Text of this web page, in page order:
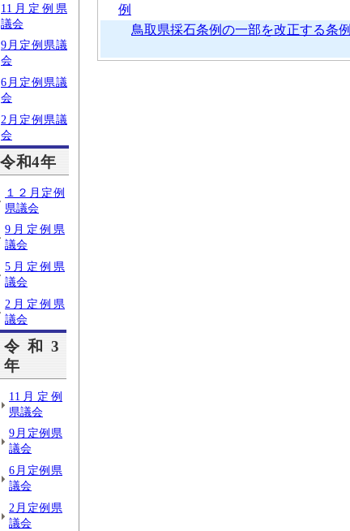
11月定例県
議会
9月定例県議
会
6月定例県議
会
2月定例県議
会
令和4年
１２月定例
県議会
9月定例県
議会
5月定例県
議会
2月定例県
議会
令和3
年
11月定例
県議会
9月定例県
議会
6月定例県
議会
2月定例県
議会
例
鳥取県採石条例の一部を改正する条例